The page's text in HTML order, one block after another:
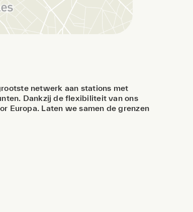
netwerk aan stations met
Dankzij de flexibiliteit van ons
Europa. Laten we samen de grenzen